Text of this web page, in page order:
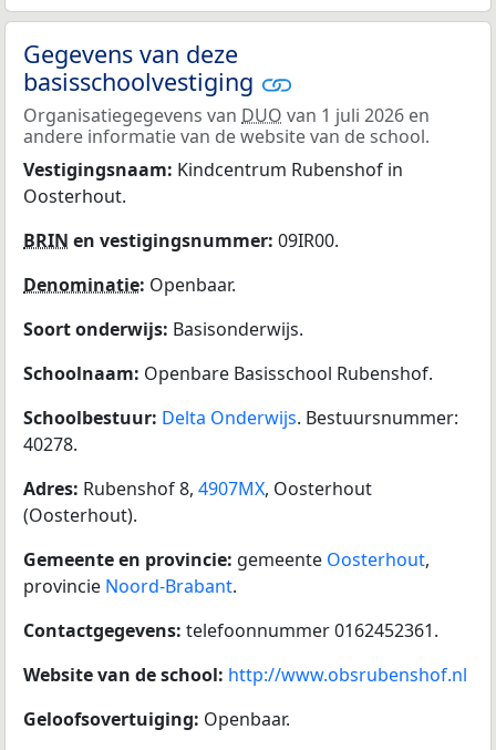
Gegevens van deze
basisschoolvestiging
Organisatiegegevens van DUO van 1 juli 2026 en
andere informatie van de website van de school.
Vestigingsnaam: Kindcentrum Rubenshof in
Oosterhout.
BRIN en vestigingsnummer: 09IR00.
Denominatie: Openbaar.
Soort onderwijs: Basisonderwijs.
Schoolnaam: Openbare Basisschool Rubenshof.
Schoolbestuur: Delta Onderwijs. Bestuursnummer:
40278.
Adres: Rubenshof 8, 4907MX, Oosterhout
(Oosterhout).
Gemeente en provincie: gemeente Oosterhout,
provincie Noord-Brabant.
Contactgegevens: telefoonnummer 0162452361.
Website van de school: http://www.obsrubenshof.nl
Geloofsovertuiging: Openbaar.